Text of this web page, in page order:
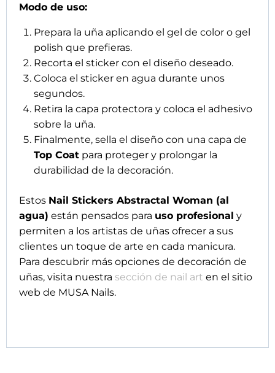
Modo de uso:
Prepara la uña aplicando el gel de color o gel
polish que prefieras.
Recorta el sticker con el diseño deseado.
Coloca el sticker en agua durante unos
segundos.
Retira la capa protectora y coloca el adhesivo
sobre la uña.
Finalmente, sella el diseño con una capa de
Top Coat para proteger y prolongar la
durabilidad de la decoración.
Estos Nail Stickers Abstractal Woman (al
agua) están pensados para uso profesional y
permiten a los artistas de uñas ofrecer a sus
clientes un toque de arte en cada manicura.
Para descubrir más opciones de decoración de
uñas, visita nuestra sección de nail art en el sitio
web de MUSA Nails.